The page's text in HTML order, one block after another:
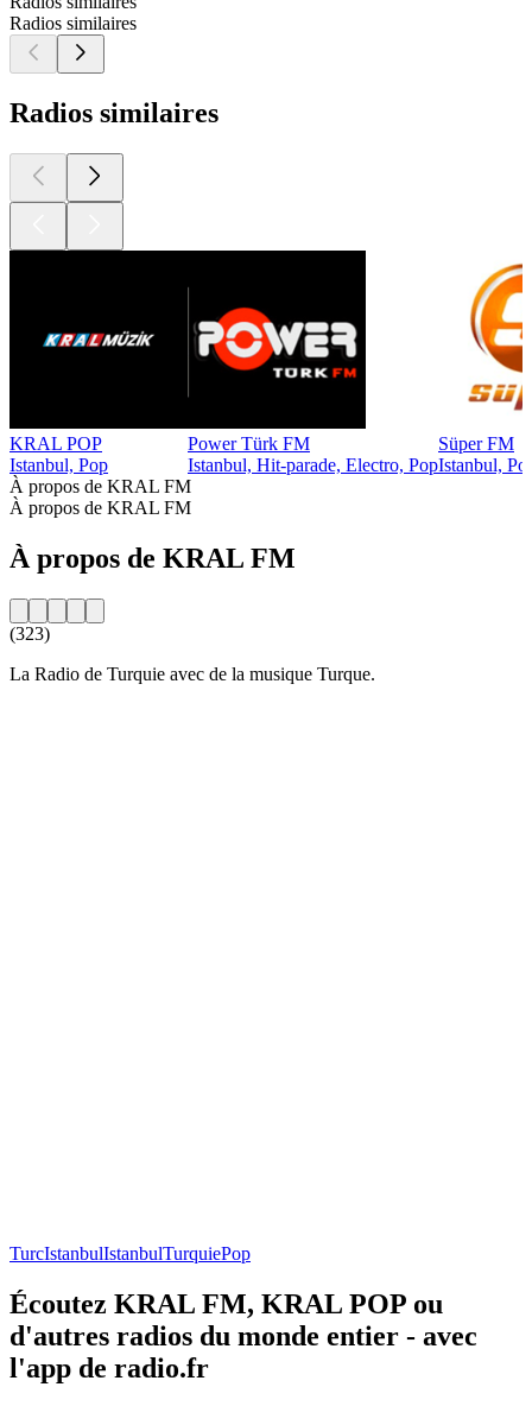
Radios similaires
Radios similaires
KRAL POP
Istanbul, Pop
Power Türk FM
Istanbul, Hit-parade, Electro, Pop
Süper FM
Istanbul,
À propos de KRAL FM
À propos de KRAL FM
À propos de KRAL FM
(323)
La Radio de Turquie avec de la musique Turque.
TurcIstanbulIstanbulTurquiePop
Écoutez KRAL FM, KRAL POP ou
d'autres radios du monde entier - avec
l'app de radio.fr